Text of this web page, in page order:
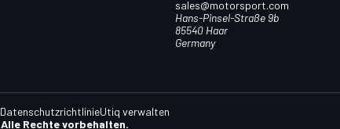
sales@motorsport.com
Hans-Pinsel-Straße 9b
85540 Haar
Germany
Alle Rechte vorbehalten.
DatenschutzrichtlinieUtiq verwalten